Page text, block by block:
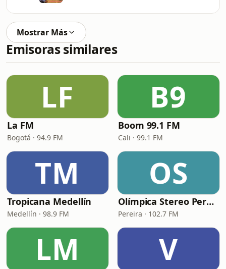
Mostrar Más
Emisoras similares
LF
La FM
Bogotá · 94.9 FM
B9
Boom 99.1 FM
Cali · 99.1 FM
TM
Tropicana Medellín
Medellín · 98.9 FM
OS
Olímpica Stereo Pereira
Pereira · 102.7 FM
LM V